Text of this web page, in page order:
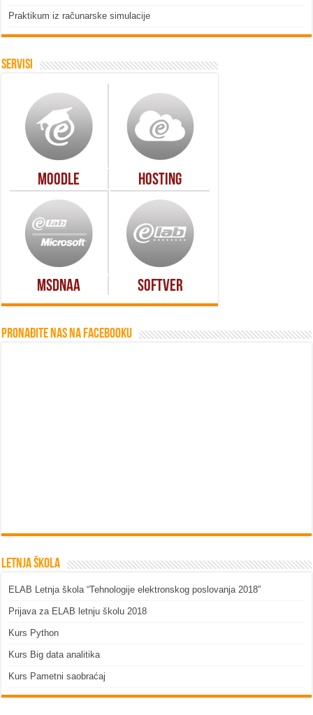
Praktikum iz računarske simulacije
Servisi
Moodle Hosting
MSDNAA Softver
Pronađite nas na Facebooku
Letnja škola
ELAB Letnja škola “Tehnologije elektronskog poslovanja 2018″
Prijava za ELAB letnju školu 2018
Kurs Python
Kurs Big data analitika
Kurs Pametni saobraćaj